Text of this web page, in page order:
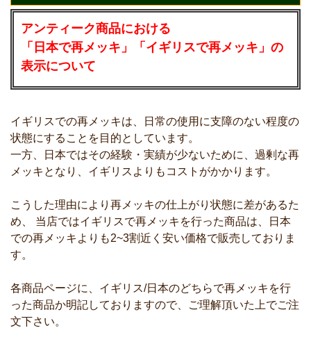
アンティーク商品における
「日本で再メッキ」「イギリスで再メッキ」の
表示について
イギリスでの再メッキは、日常の使用に支障のない程度の
状態にすることを目的としています。
一方、日本ではその経験・実績が少ないために、過剰な再
メッキとなり、イギリスよりもコストがかかります。
こうした理由により再メッキの仕上がり状態に差があるた
め、 当店ではイギリスで再メッキを行った商品は、日本
での再メッキよりも2~3割近く安い価格で販売しておりま
す。
各商品ページに、イギリス/日本のどちらで再メッキを行
った商品か明記しておりますので、ご理解頂いた上でご注
文下さい。